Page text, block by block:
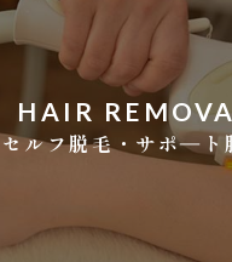
HAIR
セルフ脱毛・サポ―ト